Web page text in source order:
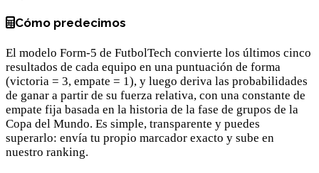
Cómo predecimos
El modelo Form-5 de FutbolTech convierte los últimos cinco
resultados de cada equipo en una puntuación de forma
(victoria = 3, empate = 1), y luego deriva las probabilidades
de ganar a partir de su fuerza relativa, con una constante de
empate fija basada en la historia de la fase de grupos de la
Copa del Mundo. Es simple, transparente y puedes
superarlo: envía tu propio marcador exacto y sube en
nuestro ranking.